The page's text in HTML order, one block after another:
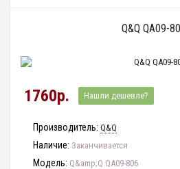
Q&Q QA09-
1760р. Нашли дешевле?
Производитель: Q&Q
Наличие: Заканчивается
Модель: Q&amp;Q QA09-806